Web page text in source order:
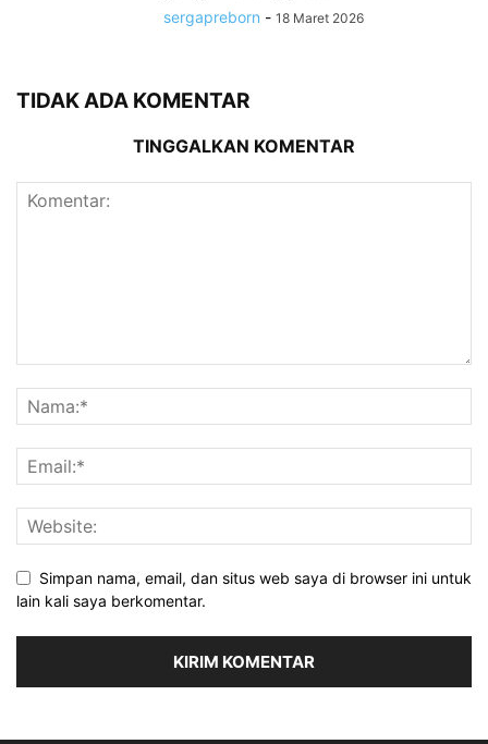
sergapreborn - 18 Maret 2026
TIDAK ADA KOMENTAR
TINGGALKAN KOMENTAR
Simpan nama, email, dan situs web saya di browser ini untuk
lain kali saya berkomentar.